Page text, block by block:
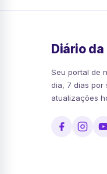
Diário da
Seu portal de
dia, 7 dias por
atualizações